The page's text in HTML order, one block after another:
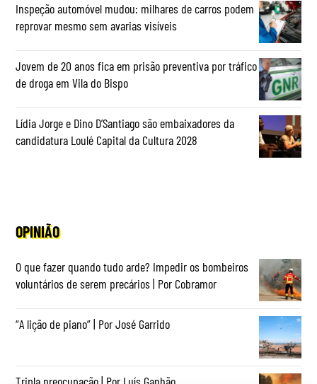
Inspeção automóvel mudou: milhares de carros podem
reprovar mesmo sem avarias visíveis
Jovem de 20 anos fica em prisão preventiva por tráfico
de droga em Vila do Bispo
Lídia Jorge e Dino D’Santiago são embaixadores da
candidatura Loulé Capital da Cultura 2028
OPINIÃO
O que fazer quando tudo arde? Impedir os bombeiros
voluntários de serem precários | Por Cobramor
“A lição de piano” | Por José Garrido